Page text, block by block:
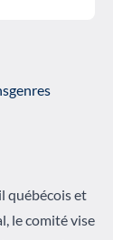
québécois et
le comité vise